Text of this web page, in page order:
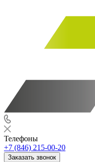
Телефоны
+7 (846) 215-00-20
Заказать звонок